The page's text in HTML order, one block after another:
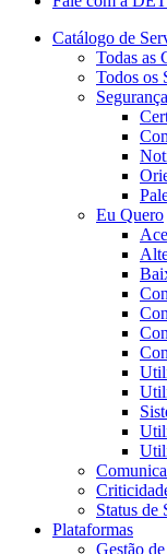
Catálogo de
Todas as
Todos os
Eu Quero
Status de
Plataformas
Gestão